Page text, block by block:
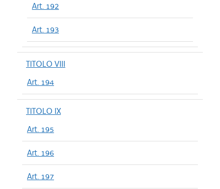
Art. 192
Art. 193
TITOLO VIII
Art. 194
TITOLO IX
Art. 195
Art. 196
Art. 197